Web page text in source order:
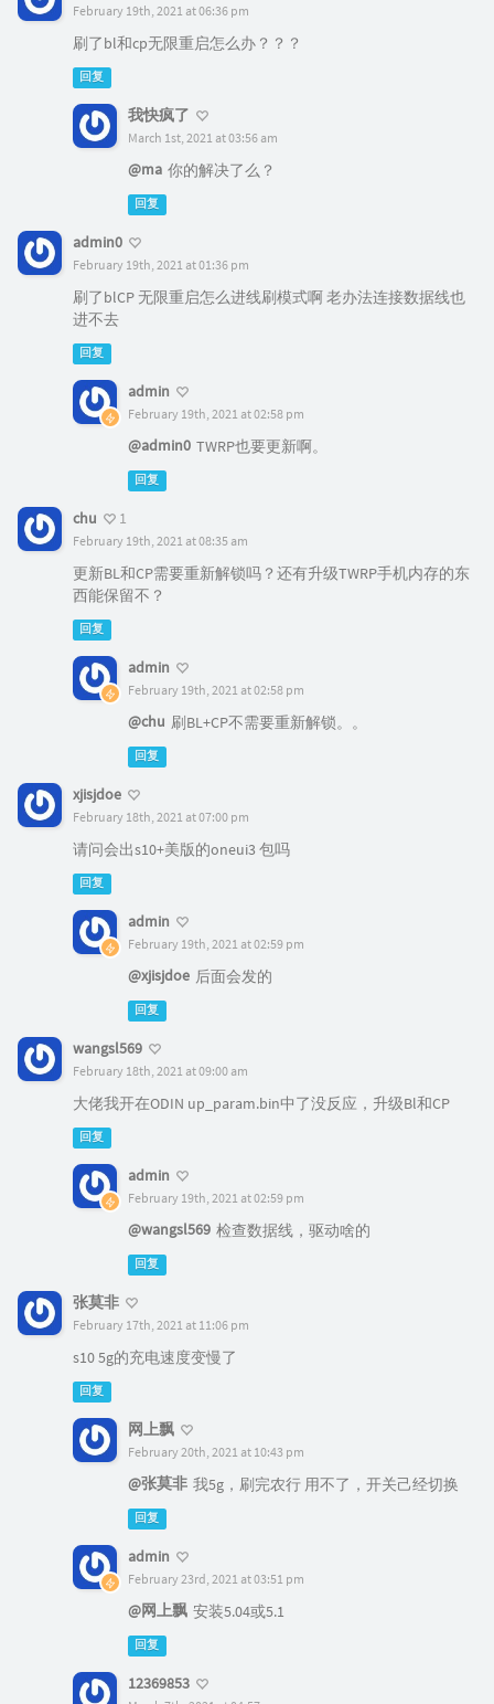
February 19th, 2021 at 06:36 pm
刷了bl和cp无限重启怎么办？？？
回复
我快疯了
March 1st, 2021 at 03:56 am
@ma 你的解决了么？
回复
admin0
February 19th, 2021 at 01:36 pm
刷了blCP 无限重启怎么进线刷模式啊 老办法连接数据线也
进不去
回复
admin
February 19th, 2021 at 02:58 pm
@admin0 TWRP也要更新啊。
回复
chu 1
February 19th, 2021 at 08:35 am
更新BL和CP需要重新解锁吗？还有升级TWRP手机内存的东
西能保留不？
回复
admin
February 19th, 2021 at 02:58 pm
@chu 刷BL+CP不需要重新解锁。。
回复
xjisjdoe
February 18th, 2021 at 07:00 pm
请问会出s10+美版的oneui3 包吗
回复
admin
February 19th, 2021 at 02:59 pm
@xjisjdoe 后面会发的
回复
wangsl569
February 18th, 2021 at 09:00 am
大佬我开在ODIN up_param.bin中了没反应，升级Bl和CP
回复
admin
February 19th, 2021 at 02:59 pm
@wangsl569 检查数据线，驱动啥的
回复
张莫非
February 17th, 2021 at 11:06 pm
s10 5g的充电速度变慢了
回复
网上飘
February 20th, 2021 at 10:43 pm
@张莫非 我5g，刷完农行 用不了，开关己经切换
回复
admin
February 23rd, 2021 at 03:51 pm
@网上飘 安装5.04或5.1
回复
12369853